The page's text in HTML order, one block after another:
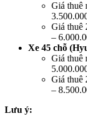
Giá thuê
Giá thuê
–
Xe 45 chỗ
Giá thuê
Giá thuê
–
Lưu ý: